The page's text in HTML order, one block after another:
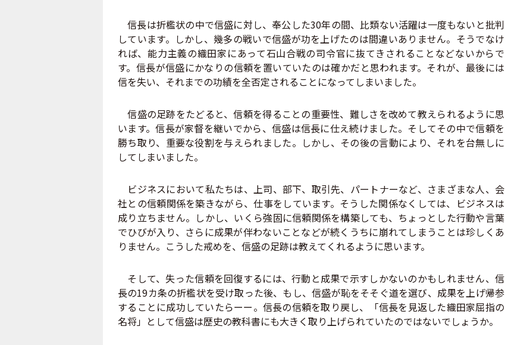
信長は折檻状の中で信盛に対し、奉公した30年の間、比類ない活躍は一度もないと批判
しています。しかし、幾多の戦いで信盛が功を上げたのは間違いありません。そうでなけ
れば、能力主義の織田家にあって石山合戦の司令官に抜てきされることなどないからで
す。信長が信盛にかなりの信頼を置いていたのは確かだと思われます。それが、最後には
信を失い、それまでの功績を全否定されることになってしまいました。
信盛の足跡をたどると、信頼を得ることの重要性、難しさを改めて教えられるように思
います。信長が家督を継いでから、信盛は信長に仕え続けました。そしてその中で信頼を
勝ち取り、重要な役割を与えられました。しかし、その後の言動により、それを台無しに
してしまいました。
ビジネスにおいて私たちは、上司、部下、取引先、パートナーなど、さまざまな人、会
社との信頼関係を築きながら、仕事をしています。そうした関係なくしては、ビジネスは
成り立ちません。しかし、いくら強固に信頼関係を構築しても、ちょっとした行動や言葉
でひびが入り、さらに成果が伴わないことなどが続くうちに崩れてしまうことは珍しくあ
りません。こうした戒めを、信盛の足跡は教えてくれるように思います。
そして、失った信頼を回復するには、行動と成果で示すしかないのかもしれません、信
長の19カ条の折檻状を受け取った後、もし、信盛が恥をそそぐ道を選び、成果を上げ帰参
することに成功していたらーー。信長の信頼を取り戻し、「信長を見返した織田家屈指の
名将」として信盛は歴史の教科書にも大きく取り上げられていたのではないでしょうか。